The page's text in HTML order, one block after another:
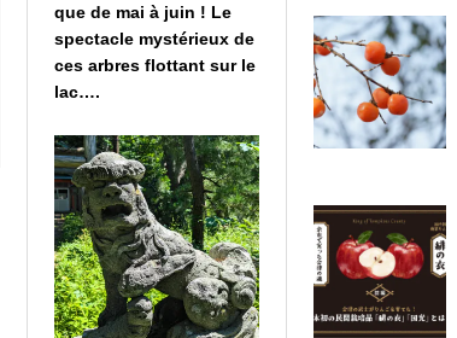
que de mai à juin ! Le
spectacle mystérieux de
ces arbres flottant sur le
lac….